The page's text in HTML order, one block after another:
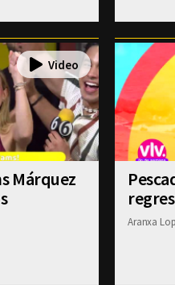
Márquez
Aranxa